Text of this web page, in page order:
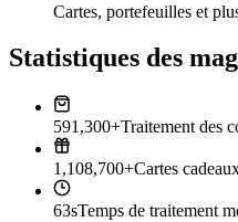
Cartes, portefeuilles et
Statistiques des
591,300+Traitement des
1,108,700+Cartes
63sTemps de traitement